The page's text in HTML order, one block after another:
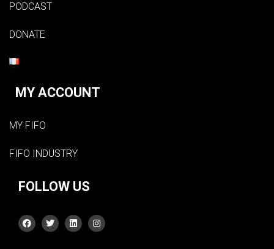
PODCAST
DONATE
MY ACCOUNT
MY FIFO
FIFO INDUSTRY
FOLLOW US